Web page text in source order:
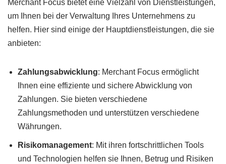
Merchant Focus bietet eine Vielzahl von Dienstleistungen,
um Ihnen bei der Verwaltung Ihres Unternehmens zu
helfen. Hier sind einige der Hauptdienstleistungen, die sie
anbieten:
Zahlungsabwicklung: Merchant Focus ermöglicht
Ihnen eine effiziente und sichere Abwicklung von
Zahlungen. Sie bieten verschiedene
Zahlungsmethoden und unterstützen verschiedene
Währungen.
Risikomanagement: Mit ihren fortschrittlichen Tools
und Technologien helfen sie Ihnen, Betrug und Risiken